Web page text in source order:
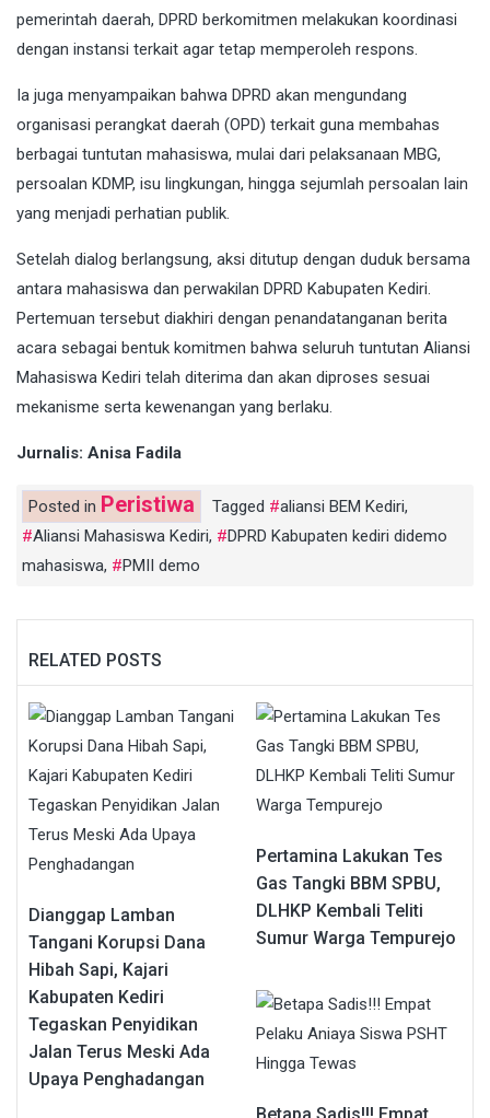
pemerintah daerah, DPRD berkomitmen melakukan koordinasi
dengan instansi terkait agar tetap memperoleh respons.
Ia juga menyampaikan bahwa DPRD akan mengundang
organisasi perangkat daerah (OPD) terkait guna membahas
berbagai tuntutan mahasiswa, mulai dari pelaksanaan MBG,
persoalan KDMP, isu lingkungan, hingga sejumlah persoalan lain
yang menjadi perhatian publik.
Setelah dialog berlangsung, aksi ditutup dengan duduk bersama
antara mahasiswa dan perwakilan DPRD Kabupaten Kediri.
Pertemuan tersebut diakhiri dengan penandatanganan berita
acara sebagai bentuk komitmen bahwa seluruh tuntutan Aliansi
Mahasiswa Kediri telah diterima dan akan diproses sesuai
mekanisme serta kewenangan yang berlaku.
Jurnalis: Anisa Fadila
Posted in Peristiwa Tagged aliansi BEM Kediri,
Aliansi Mahasiswa Kediri,
DPRD Kabupaten kediri didemo
mahasiswa, PMII demo
RELATED POSTS
Dianggap Lamban
Tangani Korupsi Dana
Hibah Sapi, Kajari
Kabupaten Kediri
Tegaskan Penyidikan
Jalan Terus Meski Ada
Upaya Penghadangan
Pertamina Lakukan Tes
Gas Tangki BBM SPBU,
DLHKP Kembali Teliti
Sumur Warga Tempurejo